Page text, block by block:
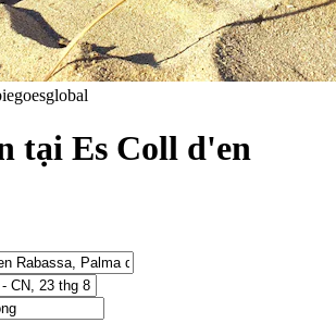
tại Es Coll d'en